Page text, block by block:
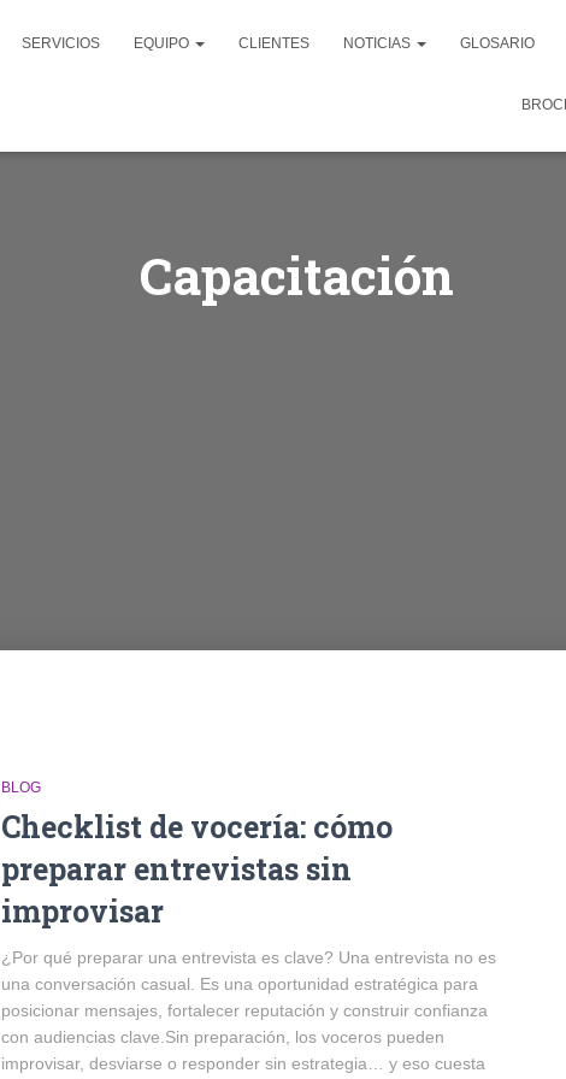
SERVICIOS EQUIPO CLIENTES NOTICIAS GLOSARIO
Capacitación
BLOG
Checklist de vocería: cómo
preparar entrevistas sin
improvisar
¿Por qué preparar una entrevista es clave? Una entrevista no es
una conversación casual. Es una oportunidad estratégica para
posicionar mensajes, fortalecer reputación y construir confianza
con audiencias clave.Sin preparación, los voceros pueden
improvisar, desviarse o responder sin estrategia… y eso cuesta